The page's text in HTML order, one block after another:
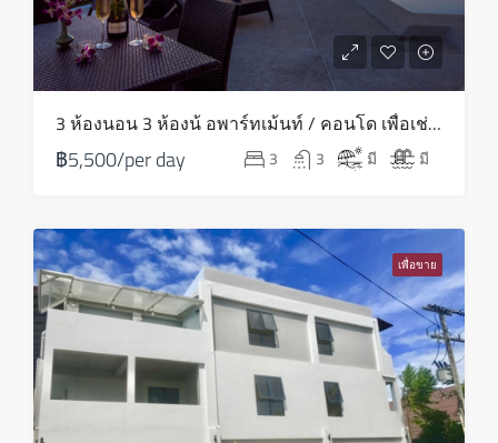
18
พุธ
19
ส.ค.
พฤหัส
20
ส.ค.
ศุกร์
21
ส.ค.
3 ห้องนอน 3 ห้องน้ อพาร์ทเม้นท์ / คอนโด เพื่อเช่า ใน บางรัก – HV0081
฿5,500/per day 3 3 มี มี
เพื่อขาย